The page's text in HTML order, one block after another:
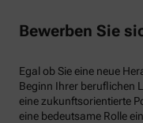
Bewerben Sie
Egal ob Sie eine neue
Beginn Ihrer beruflichen
eine zukunftsorientierte
eine bedeutsame Rolle